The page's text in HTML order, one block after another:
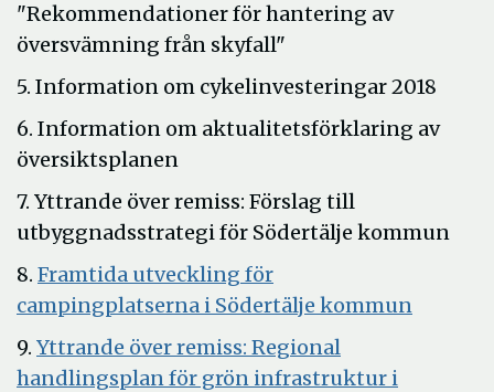
"Rekommendationer för hantering av
översvämning från skyfall"
5. Information om cykelinvesteringar 2018
6. Information om aktualitetsförklaring av
översiktsplanen
7. Yttrande över remiss: Förslag till
utbyggnadsstrategi för Södertälje kommun
8. Framtida utveckling för
campingplatserna i Södertälje kommun
9. Yttrande över remiss: Regional
handlingsplan för grön infrastruktur i